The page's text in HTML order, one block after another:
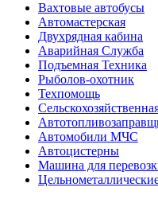
Вахтовые автобусы
Автомастерская
Двухрядная кабина
Аварийная Служба
Подъемная Техника
Рыболов-охотник
Техпомощь
Автомобили МЧС
Автоцистерны
Машина для